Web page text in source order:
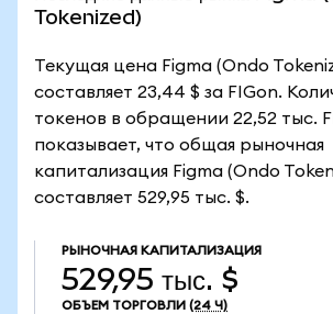
Tokenized)
Текущая цена Figma (Ondo
составляет 23,44 $ за FIGon.
токенов в обращении 22,52 тыс.
показывает, что общая рыночная
капитализация Figma (Ondo
составляет 529,95 тыс. $.
РЫНОЧНАЯ КАПИТАЛИЗАЦИЯ
529,95 тыс. $
ОБЪЕМ ТОРГОВЛИ (24 Ч)